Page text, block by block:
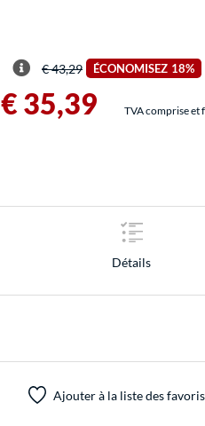
€ 43,29 ÉCONOMISEZ 18%
€ 35,39 TVA comprise et
Détails
Ajouter à la liste des favoris